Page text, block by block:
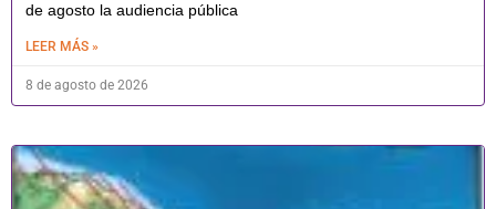
de agosto la audiencia pública
LEER MÁS »
8 de agosto de 2026